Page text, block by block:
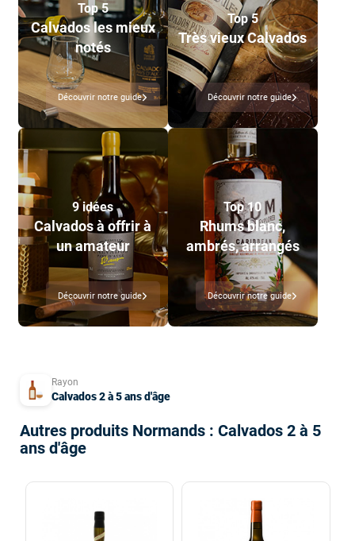
Top 5
Calvados les mieux
notés
Découvrir notre guide
Top 5
Très vieux Calvados
Découvrir notre guide
9 idées
Calvados à offrir à
un amateur
Découvrir notre guide
Top 10
Rhums blanc,
ambrés, arrangés
Découvrir notre guide
Rayon
Calvados 2 à 5 ans d'âge
Autres produits Normands : Calvados 2 à 5
ans d'âge